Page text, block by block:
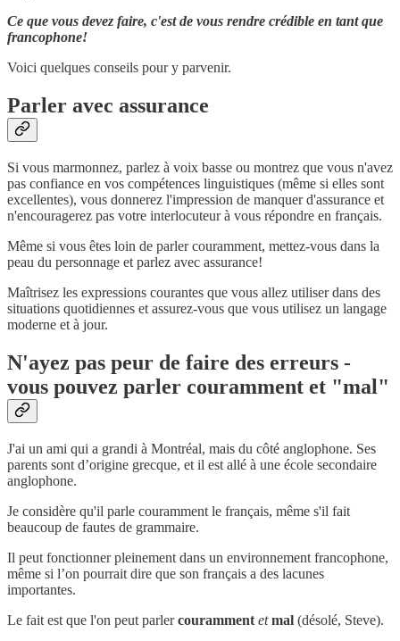
Ce que vous devez faire, c'est de vous rendre crédible en tant que
francophone!
Voici quelques conseils pour y parvenir.
Parler avec assurance
Si vous marmonnez, parlez à voix basse ou montrez que vous n'avez
pas confiance en vos compétences linguistiques (même si elles sont
excellentes), vous donnerez l'impression de manquer d'assurance et
n'encouragerez pas votre interlocuteur à vous répondre en français.
Même si vous êtes loin de parler couramment, mettez-vous dans la
peau du personnage et parlez avec assurance!
Maîtrisez les expressions courantes que vous allez utiliser dans des
situations quotidiennes et assurez-vous que vous utilisez un langage
moderne et à jour.
N'ayez pas peur de faire des erreurs -
vous pouvez parler couramment et "mal"
J'ai un ami qui a grandi à Montréal, mais du côté anglophone. Ses
parents sont d’origine grecque, et il est allé à une école secondaire
anglophone.
Je considère qu'il parle couramment le français, même s'il fait
beaucoup de fautes de grammaire.
Il peut fonctionner pleinement dans un environnement francophone,
même si l’on pourrait dire que son français a des lacunes
importantes.
Le fait est que l'on peut parlercouramment et mal (désolé, Steve).